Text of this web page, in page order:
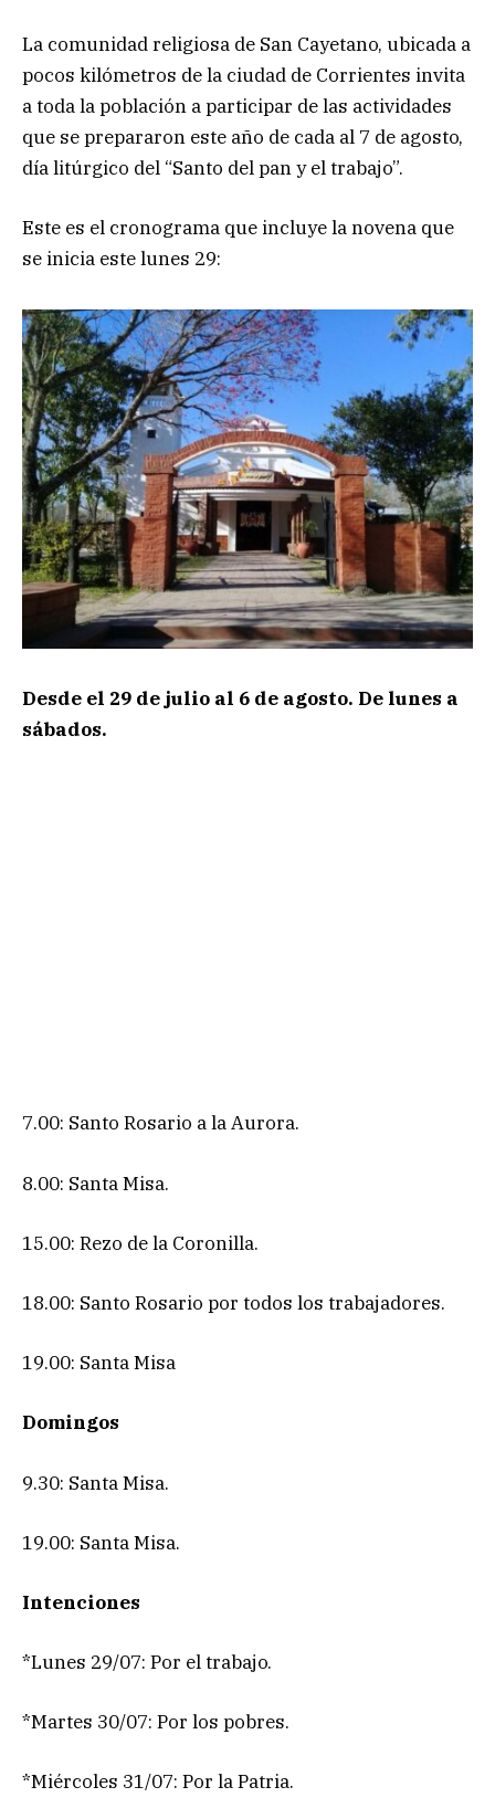
La comunidad religiosa de San Cayetano, ubicada a
pocos kilómetros de la ciudad de Corrientes invita
a toda la población a participar de las actividades
que se prepararon este año de cada al 7 de agosto,
día litúrgico del “Santo del pan y el trabajo”.
Este es el cronograma que incluye la novena que
se inicia este lunes 29:
Desde el 29 de julio al 6 de agosto. De lunes a
sábados.
7.00: Santo Rosario a la Aurora.
8.00: Santa Misa.
15.00: Rezo de la Coronilla.
18.00: Santo Rosario por todos los trabajadores.
19.00: Santa Misa
Domingos
9.30: Santa Misa.
19.00: Santa Misa.
Intenciones
*Lunes 29/07: Por el trabajo.
*Martes 30/07: Por los pobres.
*Miércoles 31/07: Por la Patria.